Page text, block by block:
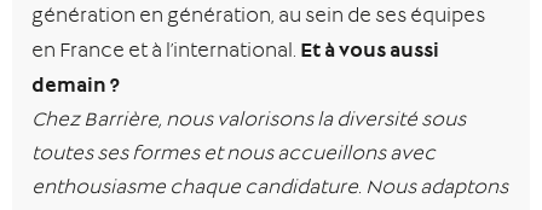
génération en génération, au sein de ses équipes
en France et à l’international. Et à vous aussi
demain ?
Chez Barrière, nous valorisons la diversité sous
toutes ses formes et nous accueillons avec
enthousiasme chaque candidature. Nous adaptons